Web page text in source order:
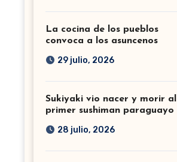
La cocina de los pueblos
convoca a los asuncenos
29 julio, 2026
Sukiyaki vio nacer y morir al
primer sushiman paraguayo
28 julio, 2026